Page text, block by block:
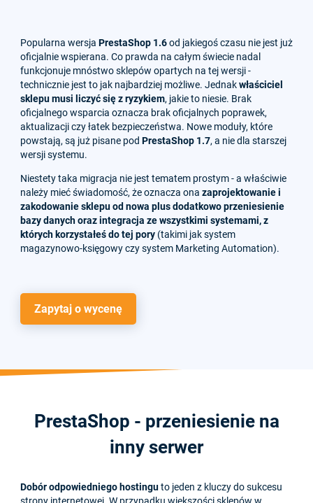
Popularna wersja PrestaShop 1.6od jakiegoś czasu nie jest już
oficjalnie wspierana. Co prawda na całym świecie nadal
funkcjonuje mnóstwo sklepów opartych na tej wersji -
technicznie jest to jak najbardziej możliwe. Jednakwłaściciel
sklepu musi liczyć się z ryzykiem, jakie to niesie. Brak
oficjalnego wsparcia oznacza brak oficjalnych poprawek,
aktualizacji czy łatek bezpieczeństwa. Nowe moduły, które
powstają, są już pisane pod PrestaShop 1.7, a nie dla starszej
wersji systemu.
Niestety taka migracja nie jest tematem prostym - a właściwie
należy mieć świadomość, że oznacza ona zaprojektowanie i
zakodowanie sklepu od nowa plus dodatkowo przeniesienie
bazy danych oraz integracja ze wszystkimi systemami, z
których korzystałeś do tej pory (takimi jak system
magazynowo-księgowy czy system Marketing Automation).
Zapytaj o wycenę
PrestaShop - przeniesienie na
inny serwer
Dobór odpowiedniego hostinguto jeden z kluczy do sukcesu